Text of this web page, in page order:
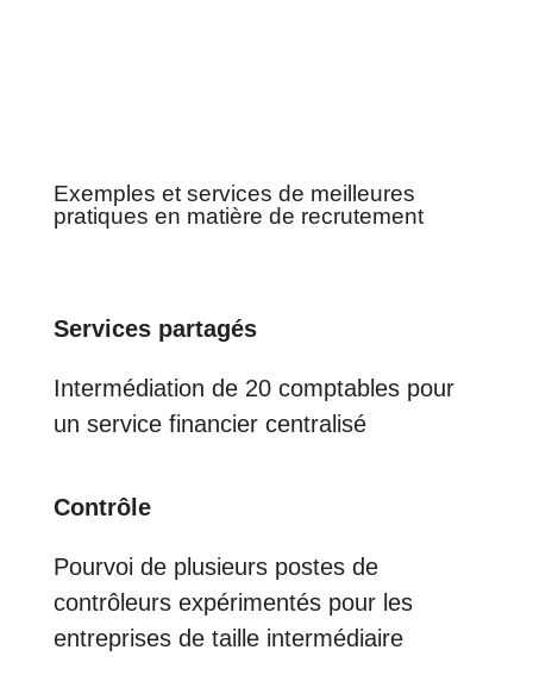
Exemples et services de meilleures
pratiques en matière de recrutement
Services partagés
Intermédiation de 20 comptables pour
un service financier centralisé
Contrôle
Pourvoi de plusieurs postes de
contrôleurs expérimentés pour les
entreprises de taille intermédiaire